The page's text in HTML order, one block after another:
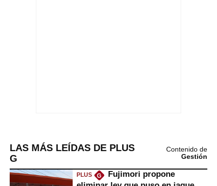
LAS MÁS LEÍDAS DE PLUS
G
Contenido de
Gestión
PLUS G
Fujimori propone